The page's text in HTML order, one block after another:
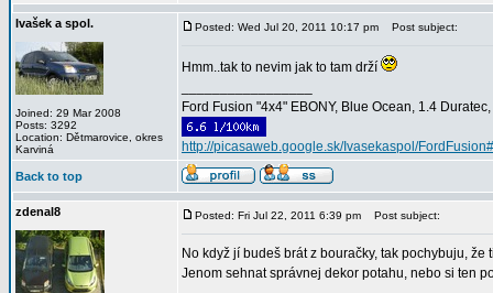
Ivašek a spol.
Joined: 29 Mar 2008
Posts: 3292
Location: Dětmarovice, okres
Karviná
Posted: Wed Jul 20, 2011 10:17 pm Post subject:
Hmm..tak to nevim jak to tam drží
Ford Fusion "4x4" EBONY, Blue Ocean, 1.4
http://picasaweb.google.sk/Ivasekaspol/FordFusion#
Back to top
zdenal8 Posted: Fri Jul 22, 2011 6:39 pm Post subject:
No když jí budeš brát z bouračky, tak pochybuju,
Jenom sehnat správnej dekor potahu, nebo si ten